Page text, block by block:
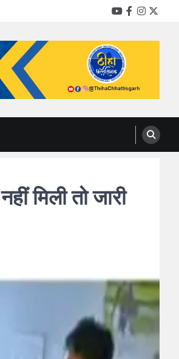
YouTube
Facebook
मिली तो जारी